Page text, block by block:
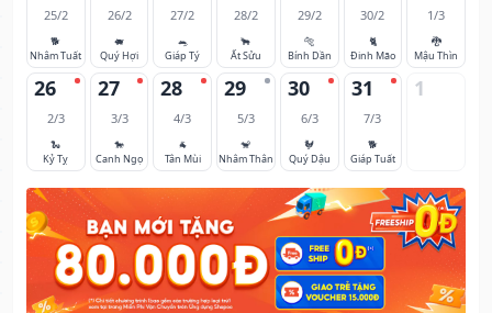
25/2
🐕
Nhâm Tuất
26/2
🐖
Quý Hợi
27/2
🐀
Giáp Tý
28/2
🐂
Ất Sửu
29/2
🐅
Bính Dần
30/2
🐈
Đinh Mão
1/3
🐉
Mậu Thìn
26
2/3
🐍
Kỷ Tỵ
27
3/3
🐎
Canh Ngọ
28
4/3
🐐
Tân Mùi
29
5/3
🐒
Nhâm Thân
30
6/3
🐓
Quý Dậu
31
7/3
🐕
Giáp Tuất
1